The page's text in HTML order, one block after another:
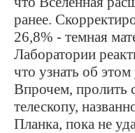
ранее.
26,8% - темная
Лаборатории
что узнать об этом
Впрочем, пролить
телескопу,
Планка, пока не